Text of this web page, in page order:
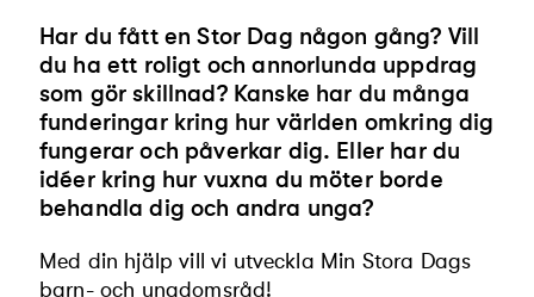
Har du fått en Stor Dag någon gång? Vill
du ha ett roligt och annorlunda uppdrag
som gör skillnad? Kanske har du många
funderingar kring hur världen omkring dig
fungerar och påverkar dig. Eller har du
idéer kring hur vuxna du möter borde
behandla dig och andra unga?
Med din hjälp vill vi utveckla Min Stora Dags
barn- och ungdomsråd!